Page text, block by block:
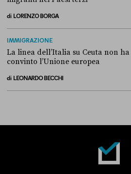
di LORENZO BORGA
IMMIGRAZIONE
La linea dell’Italia su Ceuta non ha
convinto l’Unione europea
di LEONARDO BECCHI